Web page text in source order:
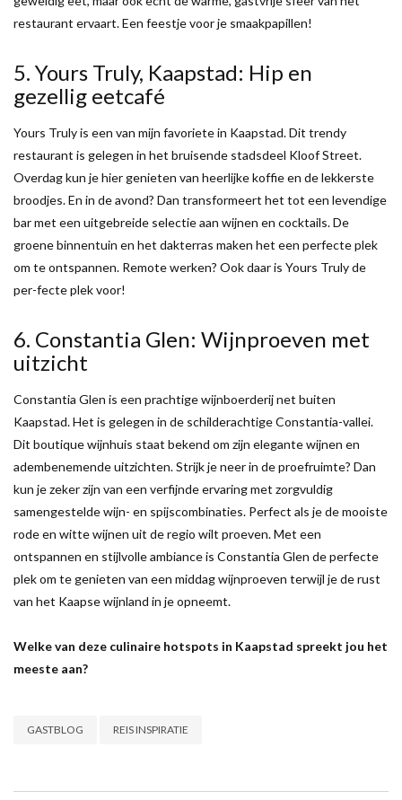
restaurant ervaart. Een feestje voor je smaakpapillen!
5. Yours Truly, Kaapstad: Hip en
gezellig eetcafé
Yours Truly is een van mijn favoriete in Kaapstad. Dit trendy
restaurant is gelegen in het bruisende stadsdeel Kloof Street.
Overdag kun je hier genieten van heerlijke koffie en de lekkerste
broodjes. En in de avond? Dan transformeert het tot een levendige
bar met een uitgebreide selectie aan wijnen en cocktails. De
groene binnentuin en het dakterras maken het een perfecte plek
om te ontspannen. Remote werken? Ook daar is Yours Truly de
per-fecte plek voor!
6. Constantia Glen: Wijnproeven met
uitzicht
Constantia Glen is een prachtige wijnboerderij net buiten
Kaapstad. Het is gelegen in de schilderachtige Constantia-vallei.
Dit boutique wijnhuis staat bekend om zijn elegante wijnen en
adembenemende uitzichten. Strijk je neer in de proefruimte? Dan
kun je zeker zijn van een verfijnde ervaring met zorgvuldig
samengestelde wijn- en spijscombinaties. Perfect als je de mooiste
rode en witte wijnen uit de regio wilt proeven. Met een
ontspannen en stijlvolle ambiance is Constantia Glen de perfecte
plek om te genieten van een middag wijnproeven terwijl je de rust
van het Kaapse wijnland in je opneemt.
Welke van deze culinaire hotspots in Kaapstad spreekt jou het
meeste aan?
GASTBLOG REIS INSPIRATIE